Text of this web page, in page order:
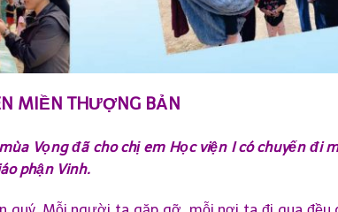
MIỀN THƯỢNG BẢN
Vọng đã cho chị em Học viện I có chuyến đi
phận Vinh.